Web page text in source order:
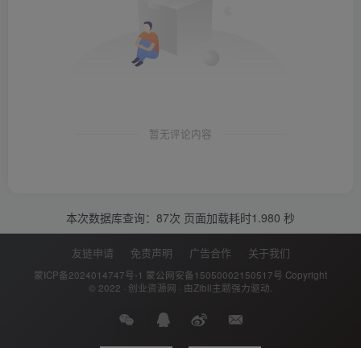
暂无评论内容
本次数据库查询：87次 页面加载耗时1.980 秒
友链申请 免责声明 广告合作 关于我们
蒙ICP备2024014747号-1 蒙公网安备15050002150517号 Copyright
© 2022 · 创业资源网 · 由Zibll主题强力驱动.